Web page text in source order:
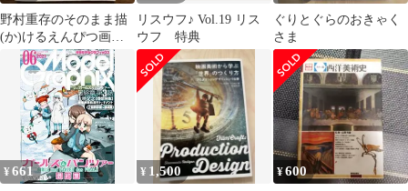
野村重存のそのまま描
(か)けるえんぴつ画練
習帳
リスウフ♪ Vol.19 リス
ウフ 特典
ぐりとぐらのおきゃく
さま
¥661 ¥ 1,500 ¥600